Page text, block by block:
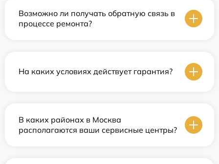
Возможно ли получать обратную связь в
процессе ремонта?
На каких условиях действует гарантия?
В каких районах в Москва
располагаются ваши сервисные центры?